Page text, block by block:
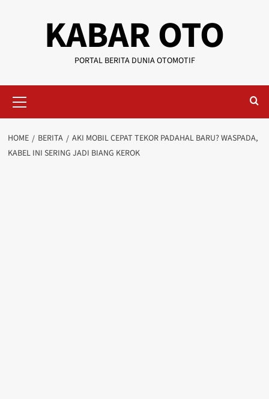
KABAR OTO
PORTAL BERITA DUNIA OTOMOTIF
HOME BERITA
AKI MOBIL CEPAT TEKOR PADAHAL BARU? WASPADA,
KABEL INI SERING JADI BIANG KEROK